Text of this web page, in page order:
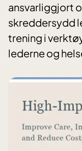
ansvarliggjort
skreddersydd
trening i
lederne og